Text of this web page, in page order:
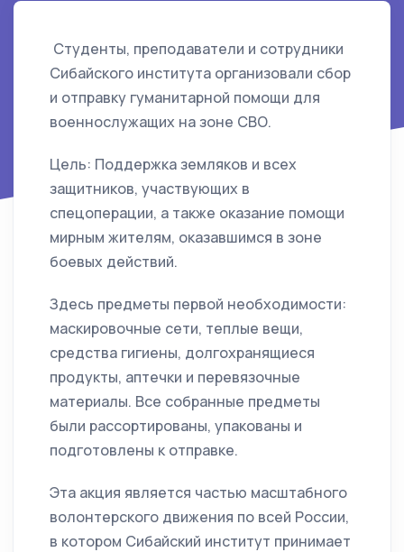
Студенты, преподаватели и сотрудники
Сибайского института организовали сбор
и отправку гуманитарной помощи для
военнослужащих на зоне СВО.
Цель: Поддержка земляков и всех
защитников, участвующих в
спецоперации, а также оказание помощи
мирным жителям, оказавшимся в зоне
боевых действий.
Здесь предметы первой необходимости:
маскировочные сети, теплые вещи,
средства гигиены, долгохранящиеся
продукты, аптечки и перевязочные
материалы. Все собранные предметы
были рассортированы, упакованы и
подготовлены к отправке.
Эта акция является частью масштабного
волонтерского движения по всей России,
в котором Сибайский институт принимает